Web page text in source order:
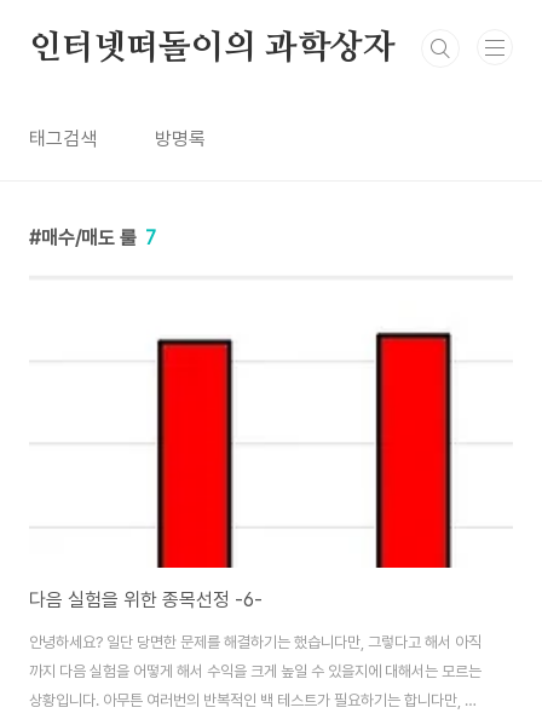
인터넷떠돌이의 과학상자
태그검색 방명록
매수/매도 룰 7
다음 실험을 위한 종목선정 -6-
안녕하세요? 일단 당면한 문제를 해결하기는 했습니다만, 그렇다고 해서 아직
까지 다음 실험을 어떻게 해서 수익을 크게 높일 수 있을지에 대해서는 모르는
상황입니다. 아무튼 여러번의 반복적인 백 테스트가 필요하기는 합니다만, 시